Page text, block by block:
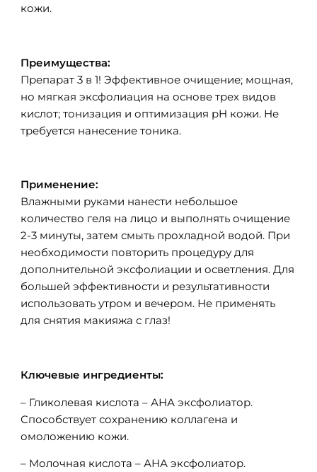
кожи.
Преимущества:
Препарат 3 в 1! Эффективное очищение; мощная,
но мягкая эксфолиация на основе трех видов
кислот; тонизация и оптимизация pH кожи. Не
требуется нанесение тоника.
Применение:
Влажными руками нанести небольшое
количество геля на лицо и выполнять очищение
2-3 минуты, затем смыть прохладной водой. При
необходимости повторить процедуру для
дополнительной эксфолиации и осветления. Для
большей эффективности и результативности
использовать утром и вечером. Не применять
для снятия макияжа с глаз!
Ключевые ингредиенты:
– Гликолевая кислота – АНА эксфолиатор.
Способствует сохранению коллагена и
омоложению кожи.
– Молочная кислота – АНА эксфолиатор.